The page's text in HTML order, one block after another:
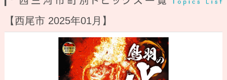
【西尾市 2025年01月】